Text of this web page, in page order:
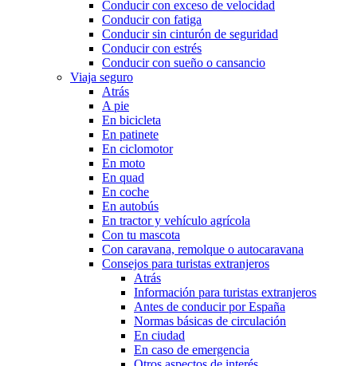
Conducir con exceso de velocidad
Conducir con fatiga
Conducir sin cinturón de seguridad
Conducir con estrés
Conducir con sueño o cansancio
Viaja seguro
Atrás
A pie
En bicicleta
En patinete
En ciclomotor
En moto
En quad
En coche
En autobús
En tractor y vehículo agrícola
Con tu mascota
Con caravana, remolque o autocaravana
Consejos para turistas extranjeros
Atrás
Información para turistas extranjeros
Antes de conducir por España
Normas básicas de circulación
En ciudad
En caso de emergencia